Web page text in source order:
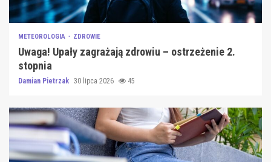
METEOROLOGIA ZDROWIE
Uwaga! Upały zagrażają zdrowiu – ostrzeżenie 2.
stopnia
Damian Pietrzak 30 lipca 2026 45